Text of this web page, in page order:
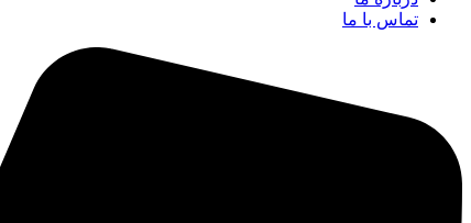
تماس با ما